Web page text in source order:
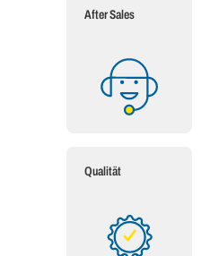
After Sales
Qualität